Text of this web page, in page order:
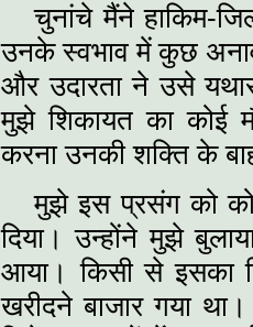
चुनांचे मैंने हाकिम-
उनके स्वभाव में कुछ
और उदारता ने उसे
मुझे शिकायत का कोई
करना उनकी शक्ति के
मुझे इस प्रसंग को
दिया। उन्होंने मुझे
आया। किसी से इसका
खरीदने बाजार गया